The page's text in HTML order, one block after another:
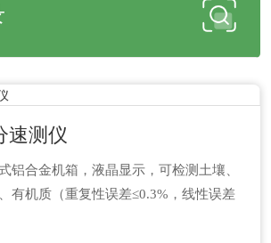
速测仪
铝合金机箱，液晶显示，可检测土壤、
有机质（重复性误差≤0.3%，线性误差